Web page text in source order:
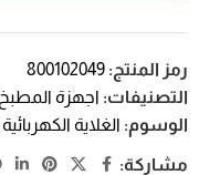
رمز المنتج: 800102049
التصنيفات: اجهزة المطبخ
الوسوم: الغلاية الكهربائية 1360 وات
مشاركة: